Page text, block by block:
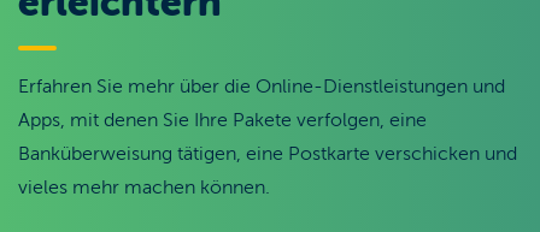
Erfahren Sie mehr über die Online-Dienstleistungen und
Apps, mit denen Sie Ihre Pakete verfolgen, eine
Banküberweisung tätigen, eine Postkarte verschicken und
vieles mehr machen können.